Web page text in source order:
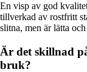
En visp av god
tillverkad av rostfritt
slitna, men är lätta
Är det skillnad
bruk?